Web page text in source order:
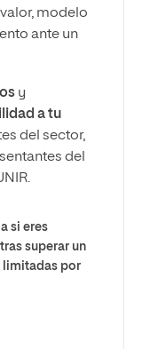
modelo
ante un
y
a tu
del sector,
del
si eres
superar un
limitadas por